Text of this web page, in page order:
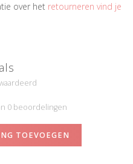
over het retourneren vind je
0 beoordelingen
TOEVOEGEN